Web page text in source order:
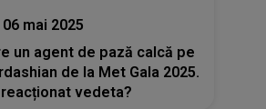
06 mai 2025
un agent de pază calcă pe
de la Met Gala 2025.
reacționat vedeta?